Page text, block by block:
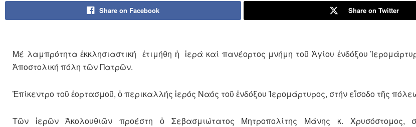
Share on Facebook Share on Twitter
Μέ λαμπρότητα ἐκκλησιαστική ἐτιμήθη ἡ ἱερά καί πανέορτος μνήμη τοῦ Ἁγίου ἐνδόξου
Ἀποστολική πόλη τῶν Πατρῶν.
Ἐπίκεντρο τοῦ ἑορτασμοῦ, ὁ περικαλλής ἱερός Ναός τοῦ ἐνδόξου Ἱερομάρτυρος, στήν εἲσοδο τῆς
Τῶν ἱερῶν Ἀκολουθιῶν προέστη ὁ Σεβασμιώτατος Μητροπολίτης Μάνης κ. Χρυσόστομος,